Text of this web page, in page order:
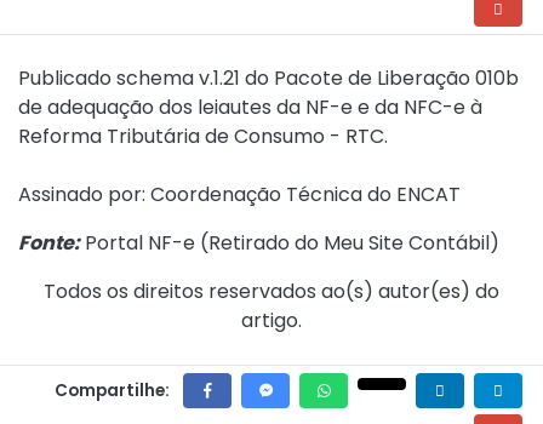
Publicado schema v.1.21 do Pacote de Liberação 010b
de adequação dos leiautes da NF-e e da NFC-e à
Reforma Tributária de Consumo - RTC.
Assinado por: Coordenação Técnica do ENCAT
Fonte:Portal NF-e (Retirado do Meu Site Contábil)
Todos os direitos reservados ao(s) autor(es) do
artigo.
Compartilhe: